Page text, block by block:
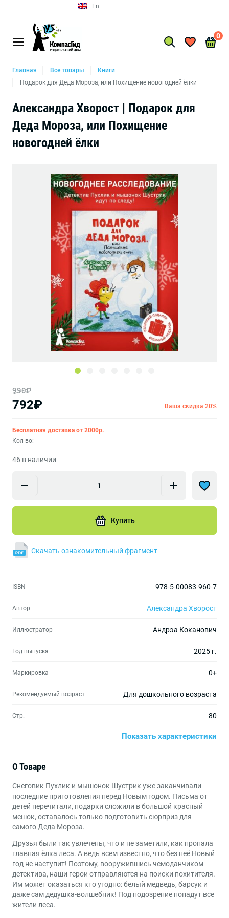
Главная Все товары
Книги
Подарок для Деда Мороза, или Похищение новогодней ёлки
Александра Хворост | Подарок для
Деда Мороза, или Похищение
новогодней ёлки
ISBN 978-5-00083-960-7
Автор Александра Хворост
Иллюстратор Андрэа Коканович
Год выпуска 2025 г.
Маркировка 0+
Рекомендуемый возраст Для дошкольного возраста
Стр. 80
Вне серий
Возраст
до 6 лет
Жанры Детективы Приключения
Показать характеристики
990₽
792₽ Ваша скидка 20%
Бесплатная доставка от 2000р.
Кол-во:
46 в наличии
Купить
Скачать ознакомительный фрагмент
О Товаре
Снеговик Пухлик и мышонок Шустрик уже заканчивали
последние приготовления перед Новым годом. Письма от
детей перечитали, подарки сложили в большой красный
мешок, оставалось только подготовить сюрприз для
самого Деда Мороза.
Друзья были так увлечены, что и не заметили, как пропала
главная ёлка леса. А ведь всем известно, что без неё Новый
год не наступит! Поэтому, вооружившись чемоданчиком
детектива, наши герои отправляются на поиски похитителя.
Им может оказаться кто угодно: белый медведь, барсук и
даже сам дедушка-волшебник! Под подозрение попадут все
жители леса.
En
0